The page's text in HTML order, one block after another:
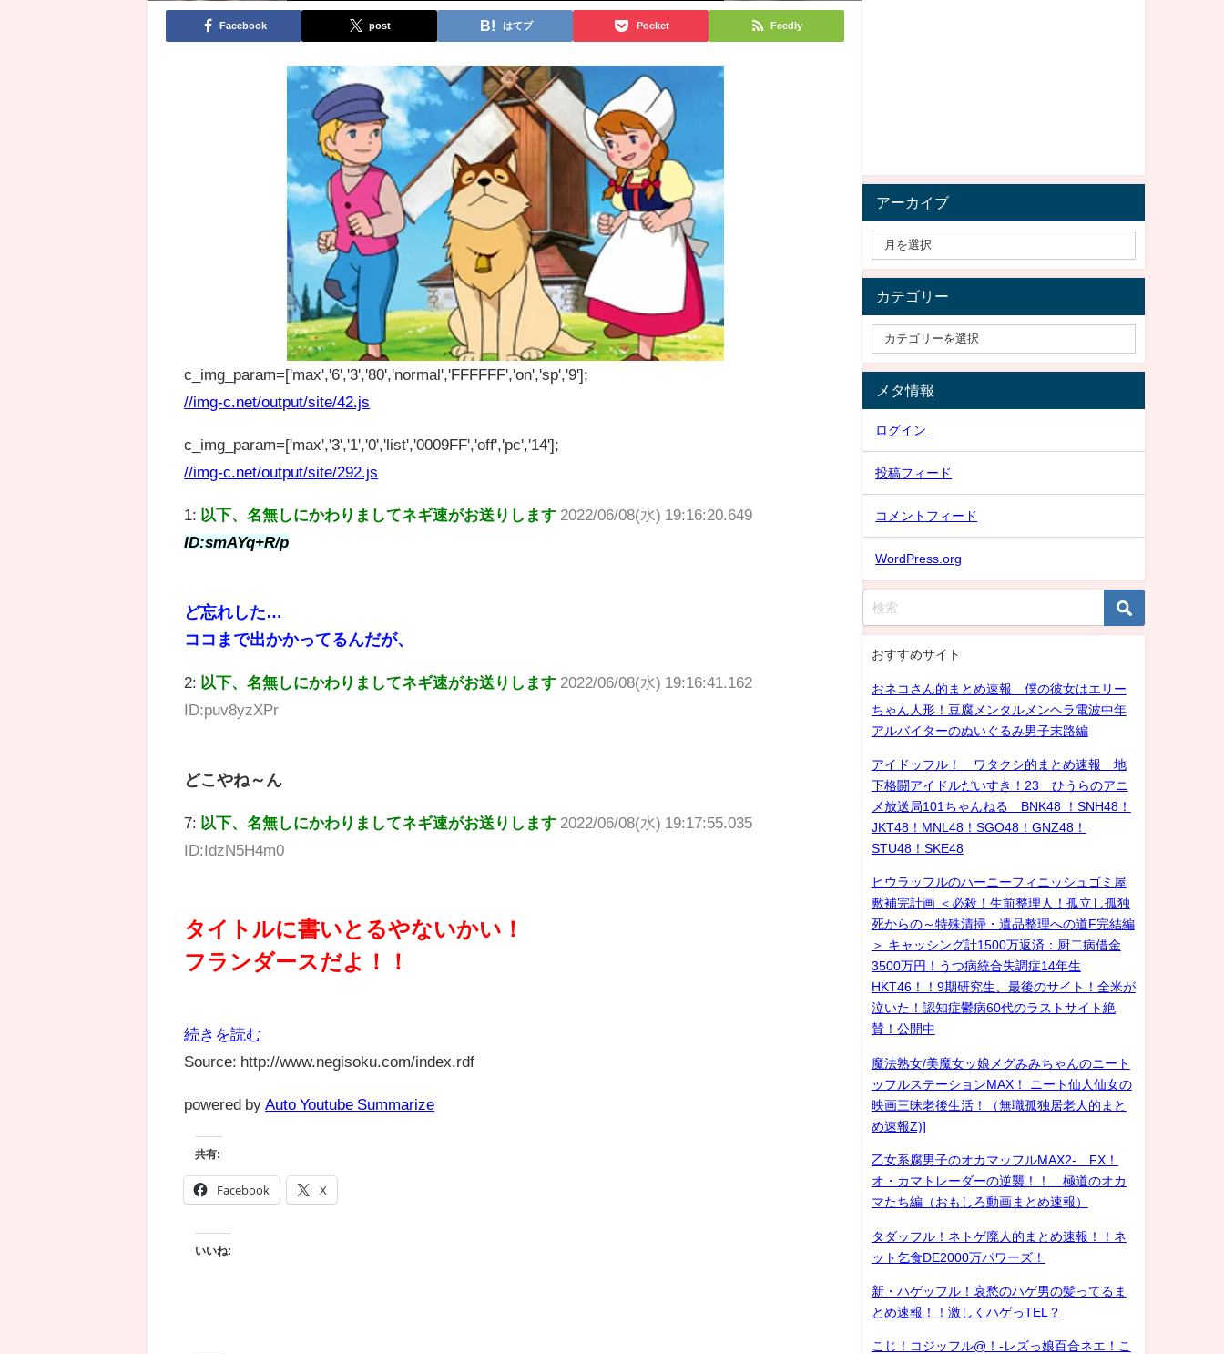
Facebook post はてブ Pocket Feedly
c_img_param=['max','6','3','80','normal','FFFFFF','on','sp','9'];
//img-c.net/output/site/42.js
c_img_param=['max','3','1','0','list','0009FF','off','pc','14'];
//img-c.net/output/site/292.js
1: 以下、名無しにかわりましてネギ速がお送りします 2022/06/08(水) 19:16:20.649
ID:smAYq+R/p
ど忘れした…
ココまで出かかってるんだが、
2: 以下、名無しにかわりましてネギ速がお送りします 2022/06/08(水) 19:16:41.162
ID:puv8yzXPr
どこやね～ん
7: 以下、名無しにかわりましてネギ速がお送りします 2022/06/08(水) 19:17:55.035
ID:IdzN5H4m0
タイトルに書いとるやないかい！
フランダースだよ！！
続きを読む
Source: http://www.negisoku.com/index.rdf
powered by Auto Youtube Summarize
共有:
Facebook X
いいね:
アーカイブ
カテゴリー
メタ情報
ログイン
投稿フィード
コメントフィード
WordPress.org
おすすめサイト
おネコさん的まとめ速報 僕の彼女はエリー
ちゃん人形！豆腐メンタルメンヘラ電波中年
アルバイターのぬいぐるみ男子末路編
アイドッフル！ ワタクシ的まとめ速報 地
下格闘アイドルだいすき！23 ひうらのアニ
メ放送局101ちゃんねる BNK48 ！SNH48！
JKT48！MNL48！SGO48！GNZ48！
STU48！SKE48
ヒウラッフルのハーニーフィニッシュゴミ屋
敷補完計画 ＜必殺！生前整理人！孤立し孤独
死からの～特殊清掃・遺品整理への道F完結編
＞ キャッシング計1500万返済：厨二病借金
3500万円！うつ病統合失調症14年生
HKT46！！9期研究生、最後のサイト！全米が
泣いた！認知症鬱病60代のラストサイト絶
賛！公開中
魔法熟女/美魔女ッ娘メグみみちゃんのニート
ッフルステーションMAX！ ニート仙人仙女の
映画三昧老後生活！（無職孤独居老人的まと
め速報Z)]
乙女系腐男子のオカマッフルMAX2- FX！
オ・カマトレーダーの逆襲！！ 極道のオカ
マたち編（おもしろ動画まとめ速報）
タダッフル！ネトゲ廃人的まとめ速報！！ネ
ット乞食DE2000万パワーズ！
新・ハゲッフル！哀愁のハゲ男の髪ってるま
とめ速報！！激しくハゲっTEL？
こじ！コジッフル@！-レズっ娘百合ネエ！こ